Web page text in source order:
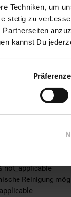
Techniken, um
stetig zu
kannst Du
not_applicable
100%
not_applicable
100%
100% not_applicable
100%
100%
100%
not_applicable
Reinigung